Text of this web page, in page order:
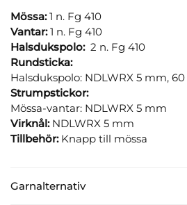
Garnalternativ
Mössa:1 n. Fg 410
Vantar:1 n. Fg 410
Halsdukspolo:2 n. Fg 410
Rundsticka:
Halsdukspolo: NDLWRX 5 mm,
Strumpstickor:
Mössa-vantar: NDLWRX 5 mm
Virknål:NDLWRX 5 mm
Tillbehör: Knapp till mössa